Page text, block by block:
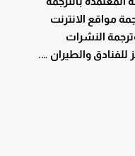
مواقع الانترنت
النشرات
للفنادق والطيران ….